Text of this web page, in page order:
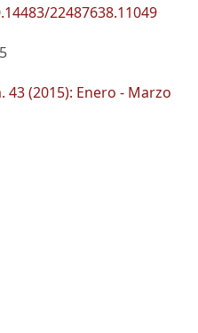
22487638.11049
43 (2015): Enero - Marzo